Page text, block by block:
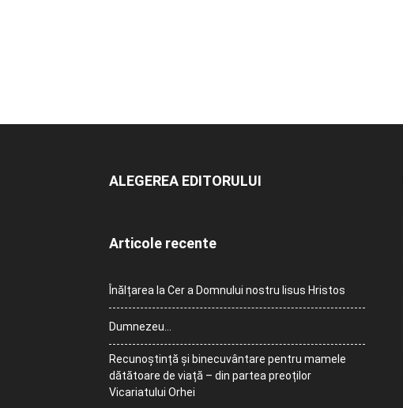
ALEGEREA EDITORULUI
Articole recente
Înălțarea la Cer a Domnului nostru Iisus Hristos
Dumnezeu…
Recunoștință și binecuvântare pentru mamele
dătătoare de viață – din partea preoților
Vicariatului Orhei